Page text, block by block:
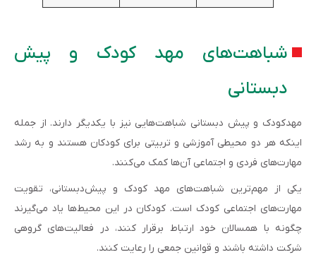
شباهت‌های مهد کودک و پیش
دبستانی
مهدکودک و پیش دبستانی شباهت‌هایی نیز با یکدیگر دارند. از جمله
اینکه هر دو محیطی آموزشی و تربیتی برای کودکان هستند و به رشد
مهارت‌های فردی و اجتماعی آن‌ها کمک می‌کنند.
یکی از مهم‌ترین شباهت‌های مهد کودک و پیش‌دبستانی، تقویت
مهارت‌های اجتماعی کودک است. کودکان در این محیط‌ها یاد می‌گیرند
چگونه با همسالان خود ارتباط برقرار کنند، در فعالیت‌های گروهی
شرکت داشته باشند و قوانین جمعی را رعایت کنند.